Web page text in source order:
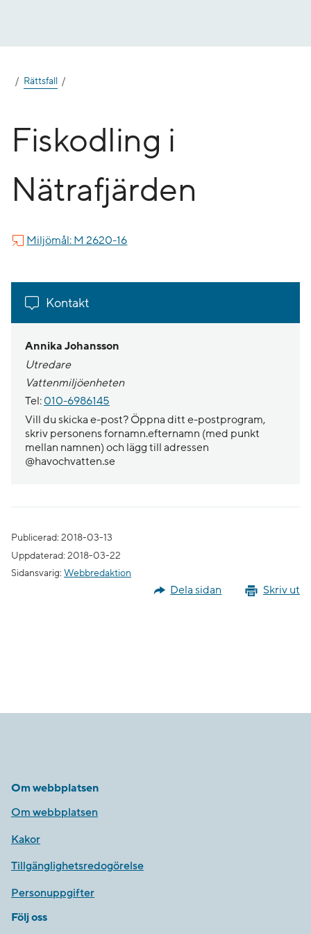
Rättsfall
Fiskodling i
Nätrafjärden
Miljömål: M 2620-16
Kontakt
Annika Johansson
Utredare
Vattenmiljöenheten
Tel: 010-6986145
Vill du skicka e-post? Öppna ditt e-postprogram,
skriv personens fornamn.efternamn (med punkt
mellan namnen) och lägg till adressen
@havochvatten.se
Publicerad: 2018-03-13
Uppdaterad: 2018-03-22
Sidansvarig: Webbredaktion
Skriv ut
Dela sidan
Om webbplatsen
Om webbplatsen
Kakor
Tillgänglighetsredogörelse
Personuppgifter
Följ oss